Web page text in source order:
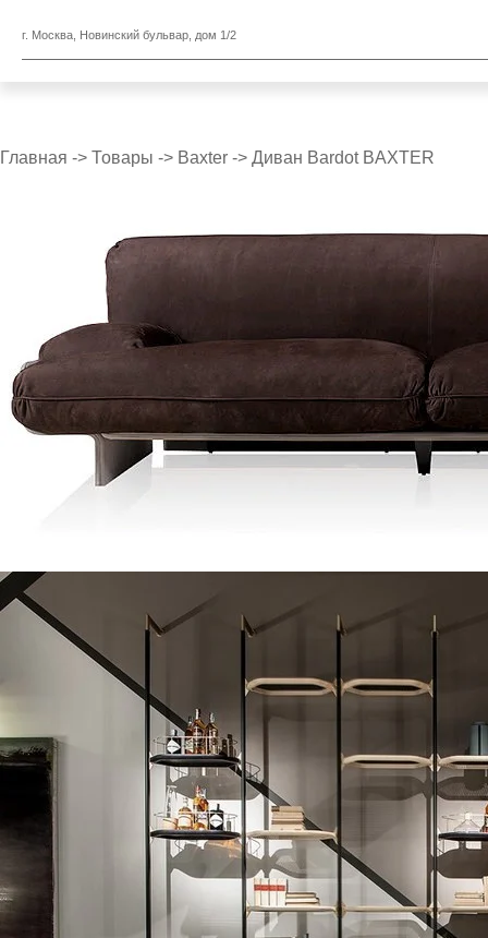
г. Москва, Новинский бульвар, дом 1/2
Главная -> Товары -> Baxter -> Диван Bardot BAXTER